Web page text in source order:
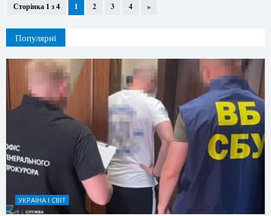
Сторінка 1 з 4 1 2 3 4 »
Популярні
УКРАЇНА І СВІТ